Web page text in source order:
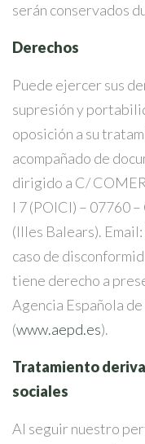
serán conservados
Derechos
Puede ejercer sus
supresión y
oposición a su
acompañado de
dirigido a C/
I 7 (POICI) – 07760
(Illes Balears). Email:
caso de
tiene derecho a
Agencia Española
(www.aepd.es).
Tratamiento
sociales
Al seguir nuestro